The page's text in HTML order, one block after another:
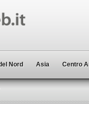
Nord Asia Centro